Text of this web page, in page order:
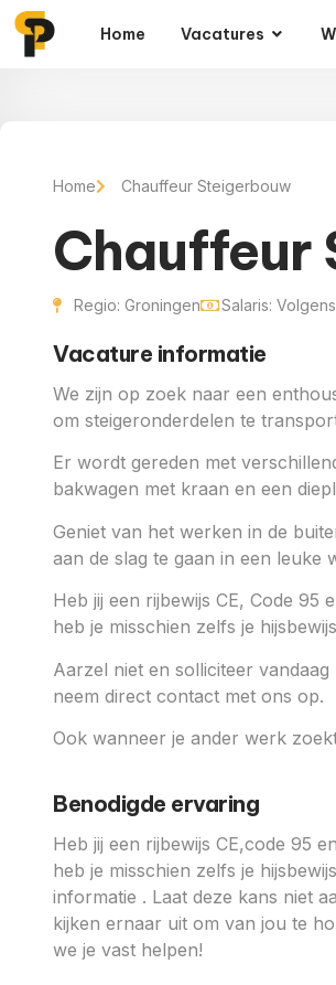
Home Vacatures
Home Chauffeur Steigerbouw
Chauffeur
Regio: Groningen Salaris:
Vacature informatie
We zijn op zoek naar een
om steigeronderdelen te
Er wordt gereden met
bakwagen met kraan en een
Geniet van het werken in de
aan de slag te gaan in een leuke
Heb jij een rijbewijs CE, Code
heb je misschien zelfs je
Aarzel niet en solliciteer
neem direct contact met ons op.
Ook wanneer je ander werk
Benodigde ervaring
Heb jij een rijbewijs CE,code 95
heb je misschien zelfs je
informatie . Laat deze kans niet
kijken ernaar uit om van jou te
we je vast helpen!